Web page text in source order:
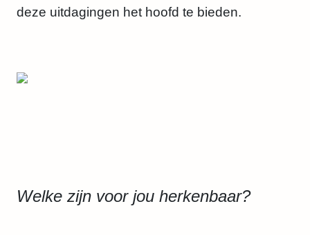
deze uitdagingen het hoofd te bieden.
Welke zijn voor jou herkenbaar?